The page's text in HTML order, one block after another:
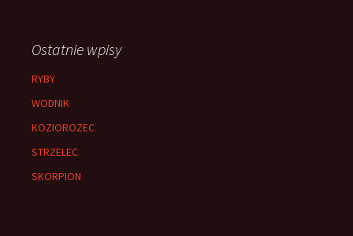
Ostatnie wpisy
RYBY
WODNIK
KOZIOROZEC
STRZELEC
SKORPION